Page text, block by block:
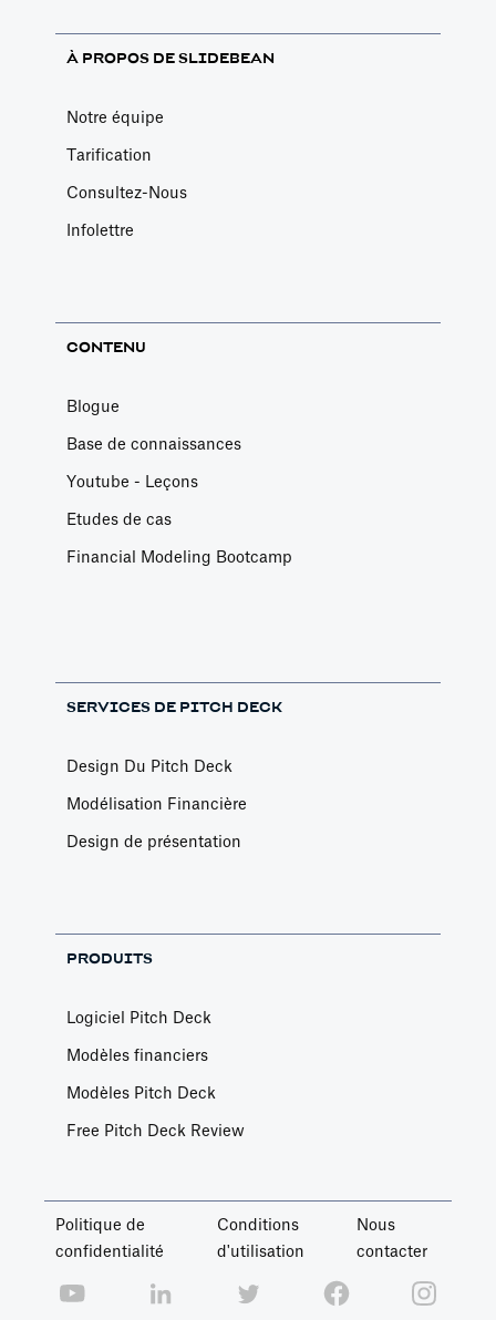
À PROPOS DE SLIDEBEAN
Notre équipe
Tarification
Consultez-Nous
Infolettre
CONTENU
Blogue
Base de connaissances
Youtube - Leçons
Etudes de cas
Financial Modeling Bootcamp
SERVICES DE PITCH DECK
Design Du Pitch Deck
Modélisation Financière
Design de présentation
PRODUITS
Logiciel Pitch Deck
Modèles financiers
Modèles Pitch Deck
Free Pitch Deck Review
Politique de
confidentialité
Conditions
d'utilisation
Nous
contacter